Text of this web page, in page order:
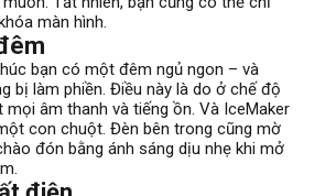
màn hình.
bạn có một đêm ngủ ngon – và
bị làm phiền. Điều này là do ở chế độ
âm thanh và tiếng ồn. Và IceMaker
con chuột. Đèn bên trong cũng mờ
đón bằng ánh sáng dịu nhẹ khi mở